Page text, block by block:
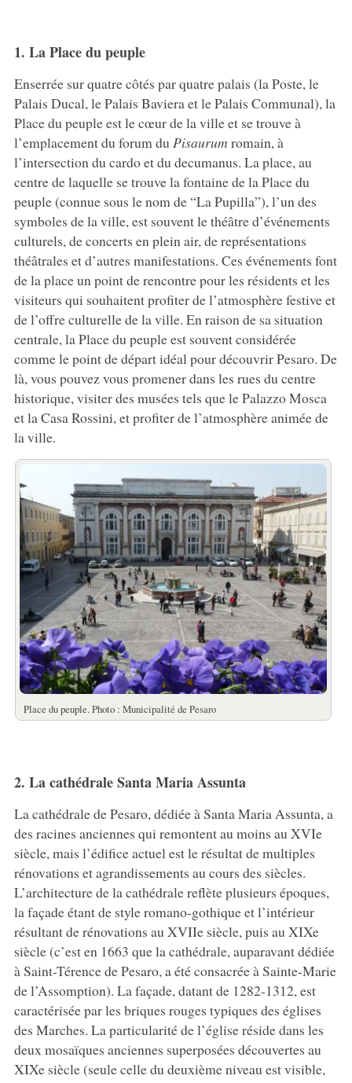
1. La Place du peuple
Enserrée sur quatre côtés par quatre palais (la Poste, le
Palais Ducal, le Palais Baviera et le Palais Communal), la
Place du peuple est le cœur de la ville et se trouve à
l’emplacement du forum du Pisaurum romain, à
l’intersection du cardo et du decumanus. La place, au
centre de laquelle se trouve la fontaine de la Place du
peuple (connue sous le nom de “La Pupilla”), l’un des
symboles de la ville, est souvent le théâtre d’événements
culturels, de concerts en plein air, de représentations
théâtrales et d’autres manifestations. Ces événements font
de la place un point de rencontre pour les résidents et les
visiteurs qui souhaitent profiter de l’atmosphère festive et
de l’offre culturelle de la ville. En raison de sa situation
centrale, la Place du peuple est souvent considérée
comme le point de départ idéal pour découvrir Pesaro. De
là, vous pouvez vous promener dans les rues du centre
historique, visiter des musées tels que le Palazzo Mosca
et la Casa Rossini, et profiter de l’atmosphère animée de
la ville.
Place du peuple. Photo : Municipalité de Pesaro
2. La cathédrale Santa Maria Assunta
La cathédrale de Pesaro, dédiée à Santa Maria Assunta, a
des racines anciennes qui remontent au moins au XVIe
siècle, mais l’édifice actuel est le résultat de multiples
rénovations et agrandissements au cours des siècles.
L’architecture de la cathédrale reflète plusieurs époques,
la façade étant de style romano-gothique et l’intérieur
résultant de rénovations au XVIIe siècle, puis au XIXe
siècle (c’est en 1663 que la cathédrale, auparavant dédiée
à Saint-Térence de Pesaro, a été consacrée à Sainte-Marie
de l’Assomption). La façade, datant de 1282-1312, est
caractérisée par les briques rouges typiques des églises
des Marches. La particularité de l’église réside dans les
deux mosaïques anciennes superposées découvertes au
XIXe siècle (seule celle du deuxième niveau est visible,